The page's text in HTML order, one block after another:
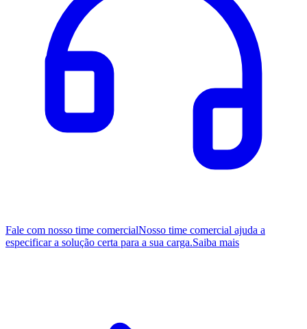
Fale com nosso time comercialNosso time comercial ajuda a
especificar a solução certa para a sua carga.Saiba mais